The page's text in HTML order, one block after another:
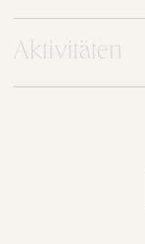
Aktivitäten